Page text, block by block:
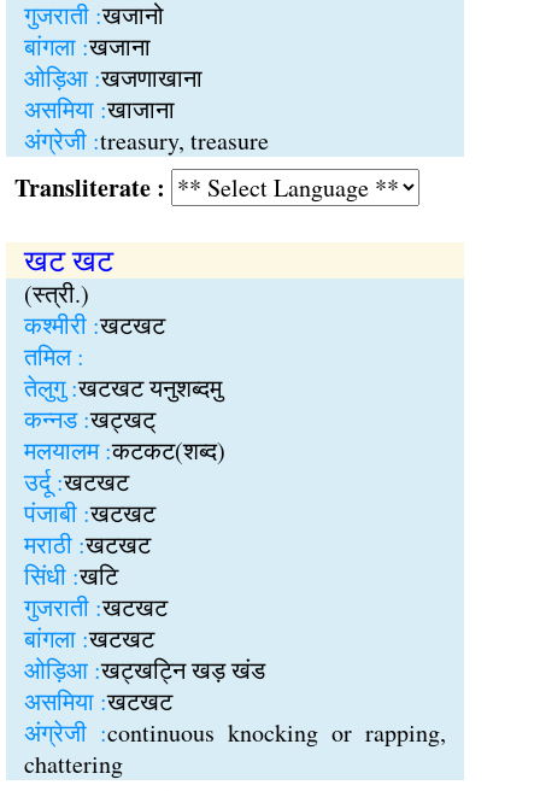
गुजराती :खजानो
बांगला :खजाना
ओड़िआ :खजणाखाना
असमिया :खाजाना
अंग्रेजी :treasury, treasure
:
खट खट
(स्त्री.)
कश्मीरी :खटखट
तमिल :
तेलुगु :खटखट यनुशब्दमु
कन्नड :खट्खट्
मलयालम :कटकट(शब्द)
उर्दू :खटखट
पंजाबी :खटखट
मराठी :खटखट
सिंधी :खटि
गुजराती :खटखट
बांगला :खटखट
ओड़िआ :खट्खट्नि खड़ खंड
असमिया :खटखट
अंग्रेजी :continuous knocking or rapping,
chattering